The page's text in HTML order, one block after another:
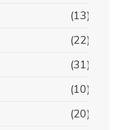
(13)
(22)
(31)
(10)
(20)